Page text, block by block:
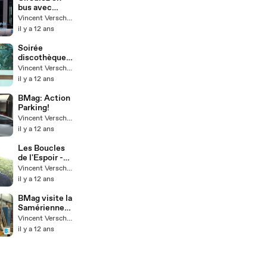
bus avec
Bou'Sol!
Vincent Verschoore
il y a 12 ans
Soirée
discothèque
avec TAL à
Hardelot
Vincent Verschoore
il y a 12 ans
BMag: Action
Parking!
Vincent Verschoore
il y a 12 ans
Les Boucles
de l'Espoir -
Intro
Vincent Verschoore
il y a 12 ans
BMag visite la
Samérienne
de Menuiserie
Vincent Verschoore
il y a 12 ans